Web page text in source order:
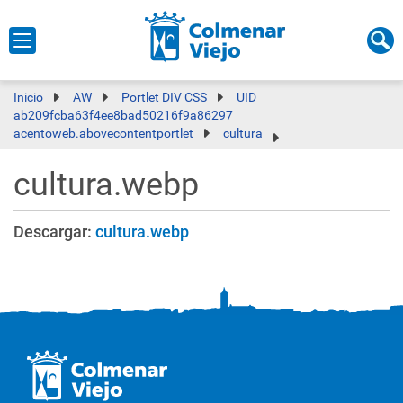
Inicio AW Portlet DIV CSS
UID
ab209fcba63f4ee8bad50216f9a86297
acentoweb.abovecontentportlet
cultura
cultura.webp
Descargar: cultura.webp